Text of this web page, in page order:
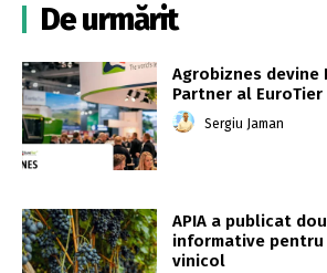
De urmărit
Agrobiznes devine
Partner al EuroTier
Sergiu Jaman
APIA a publicat
informative
vinicol